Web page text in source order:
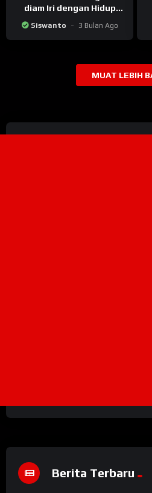
diam Iri dengan Hidup
Siswanto 3 Bulan Ago
MUAT LEBIH
Berita Terbaru